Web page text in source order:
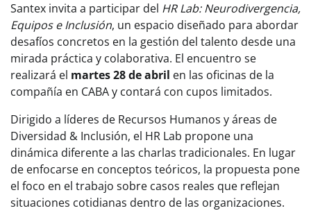
Santex invita a participar del HR Lab: Neurodivergencia,
Equipos e Inclusión, un espacio diseñado para abordar
desafíos concretos en la gestión del talento desde una
mirada práctica y colaborativa. El encuentro se
realizará el martes 28 de abril en las oficinas de la
compañía en CABA y contará con cupos limitados.
Dirigido a líderes de Recursos Humanos y áreas de
Diversidad & Inclusión, el HR Lab propone una
dinámica diferente a las charlas tradicionales. En lugar
de enfocarse en conceptos teóricos, la propuesta pone
el foco en el trabajo sobre casos reales que reflejan
situaciones cotidianas dentro de las organizaciones.